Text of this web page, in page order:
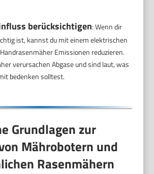
berücksichtigen: Wenn dir
ist, kannst du mit einem elektrischen
Emissionen reduzieren.
verursachen Abgase und sind laut, was
bedenken solltest.
Grundlagen zur
Mährobotern und
Rasenmähern